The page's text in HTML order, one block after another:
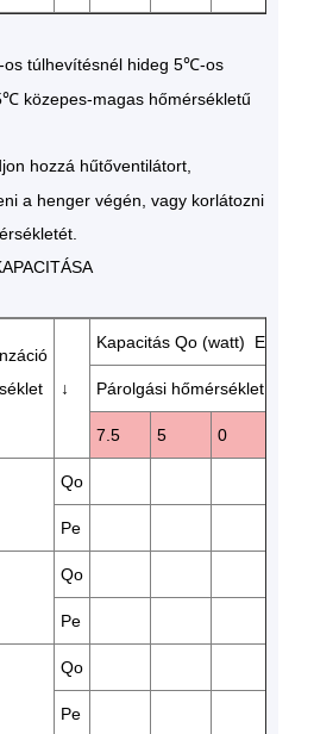
túlhevítésnél hideg 5℃-os
közepes-magas hőmérsékletű
hozzá hűtőventilátort,
a henger végén, vagy korlátozni
↓
Kapacitás Qo (watt)
Párolgási hőmérséklet (℃)
7.5 5 0
Qo
Pe
Qo
Pe
Qo
Pe